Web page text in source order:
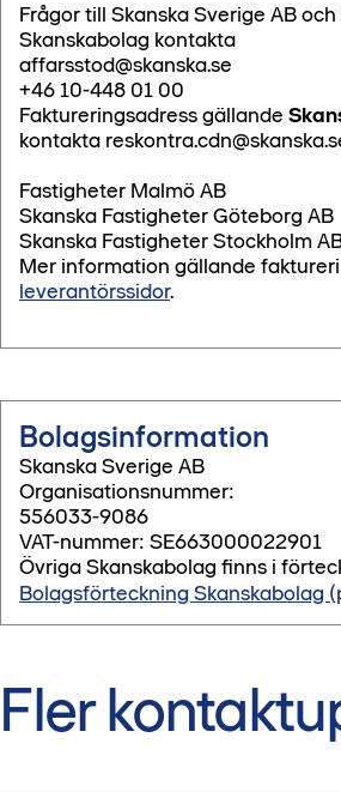
Frågor till Skanska Sverige AB
Skanskabolag kontakta
affarsstod@skanska.se
+46 10-448 01 00
Faktureringsadress gällande
kontakta
Fastigheter Malmö AB
Skanska Fastigheter Göteborg AB
Skanska Fastigheter Stockholm
Mer information gällande
leverantörssidor.
Bolagsinformation
Skanska Sverige AB
Organisationsnummer:
556033-9086
VAT-nummer: SE663000022901
Övriga Skanskabolag finns i
Bolagsförteckning Skanskabolag
Fler